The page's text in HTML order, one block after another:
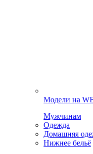
Модели на
Мужчинам
Одежда
Домашняя
Нижнее бельё